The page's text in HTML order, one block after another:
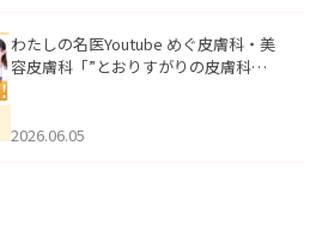
わたしの名医Youtube めぐ皮膚科・美
容皮膚科「”とおりすがりの皮膚科
2026.06.05